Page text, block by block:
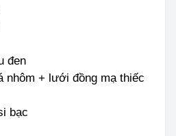
đen
nhôm + lưới đồng mạ thiếc
bạc